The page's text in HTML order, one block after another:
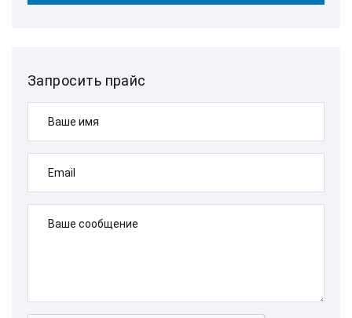
Запросить прайс
Ваше имя
Email
Ваше сообщение